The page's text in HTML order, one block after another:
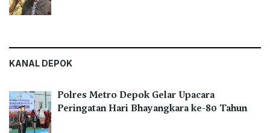
KANAL DEPOK
Polres Metro Depok Gelar Upacara
Peringatan Hari Bhayangkara ke-80 Tahun